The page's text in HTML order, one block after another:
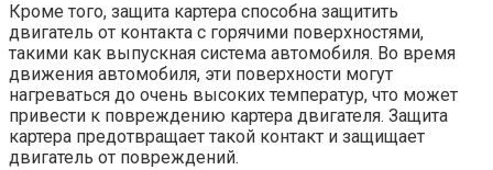
Кроме того, защита картера способна защитить
двигатель от контакта с горячими поверхностями,
такими как выпускная система автомобиля. Во время
движения автомобиля, эти поверхности могут
нагреваться до очень высоких температур, что может
привести к повреждению картера двигателя. Защита
картера предотвращает такой контакт и защищает
двигатель от повреждений.